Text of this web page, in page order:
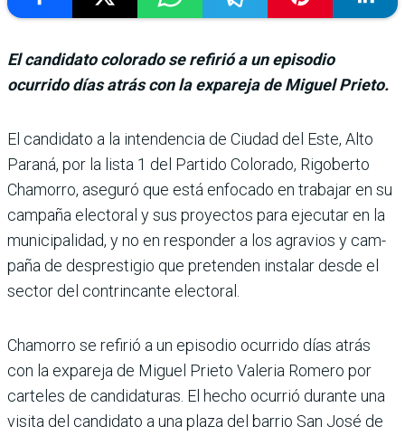
El candidato colorado se refirió a un episodio
ocurrido días atrás con la expareja de Miguel Prieto.
El candidato a la intenden­cia de Ciudad del Este, Alto
Paraná, por la lista 1 del Par­tido Colorado, Rigoberto
Chamorro, aseguró que está enfocado en trabajar en su
campaña electoral y sus pro­yectos para ejecutar en la
municipalidad, y no en res­ponder a los agravios y cam­
paña de desprestigio que pre­tenden instalar desde el
sector del contrincante electoral.
Chamorro se refirió a un epi­sodio ocurrido días atrás
con la expareja de Miguel Prieto Valeria Romero por
carteles de candidaturas. El hecho ocurrió durante una
visita del candidato a una plaza del barrio San José de